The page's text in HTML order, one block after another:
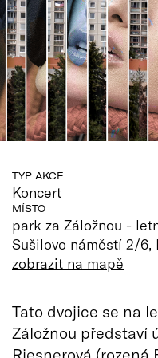
TYP AKCE
Koncert
MÍSTO
park za Záložnou -
Sušilovo náměstí 2/6,
zobrazit na mapě
Tato dvojice se na
Záložnou představí
Riesnerová (rozená